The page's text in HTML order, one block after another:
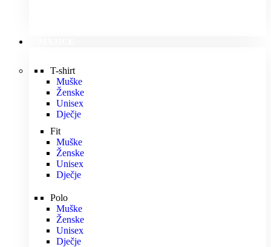
T-shirt
Muške
Ženske
Unisex
Dječje
Fit
Muške
Ženske
Unisex
Dječje
Polo
Muške
Ženske
Unisex
Dječje